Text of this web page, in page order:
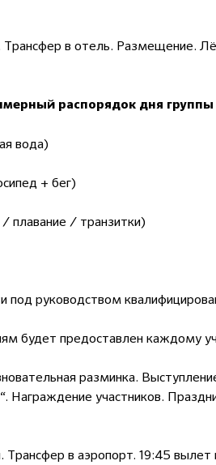
в отель. Размещение.
распорядок дня группы
вода)
+ бег)
/ транзитки)
под руководством
будет предоставлен каждому
разминка.
Награждение участников.
в аэропорт. 19:45 вылет